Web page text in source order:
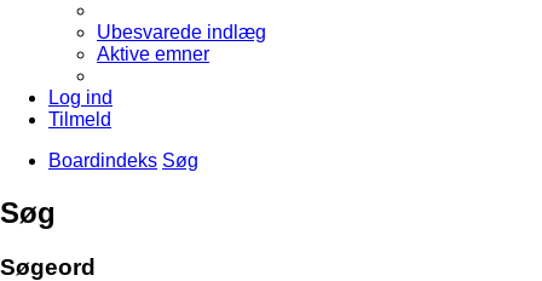
Ubesvarede indlæg
Aktive emner
Log ind
Tilmeld
Boardindeks Søg
Søg
Søgeord